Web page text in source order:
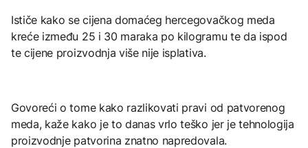
Ističe kako se cijena domaćeg hercegovačkog meda
kreće između 25 i 30 maraka po kilogramu te da ispod
te cijene proizvodnja više nije isplativa.
Govoreći o tome kako razlikovati pravi od patvorenog
meda, kaže kako je to danas vrlo teško jer je tehnologija
proizvodnje patvorina znatno napredovala.